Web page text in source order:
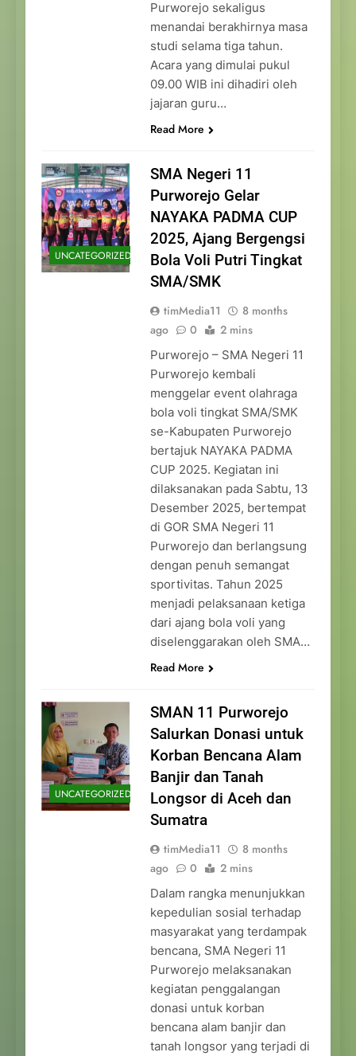
Purworejo sekaligus
menandai berakhirnya masa
studi selama tiga tahun.
Acara yang dimulai pukul
09.00 WIB ini dihadiri oleh
jajaran guru…
Read More
UNCATEGORIZED
SMA Negeri 11
Purworejo Gelar
NAYAKA PADMA CUP
2025, Ajang Bergengsi
Bola Voli Putri Tingkat
SMA/SMK
timMedia11
8 months
ago
0 2 mins
Purworejo – SMA Negeri 11
Purworejo kembali
menggelar event olahraga
bola voli tingkat SMA/SMK
se-Kabupaten Purworejo
bertajuk NAYAKA PADMA
CUP 2025. Kegiatan ini
dilaksanakan pada Sabtu, 13
Desember 2025, bertempat
di GOR SMA Negeri 11
Purworejo dan berlangsung
dengan penuh semangat
sportivitas. Tahun 2025
menjadi pelaksanaan ketiga
dari ajang bola voli yang
diselenggarakan oleh SMA…
Read More
UNCATEGORIZED
SMAN 11 Purworejo
Salurkan Donasi untuk
Korban Bencana Alam
Banjir dan Tanah
Longsor di Aceh dan
Sumatra
timMedia11
8 months
ago
0 2 mins
Dalam rangka menunjukkan
kepedulian sosial terhadap
masyarakat yang terdampak
bencana, SMA Negeri 11
Purworejo melaksanakan
kegiatan penggalangan
donasi untuk korban
bencana alam banjir dan
tanah longsor yang terjadi di